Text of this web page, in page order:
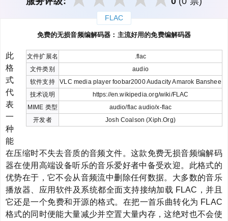
FLAC
免费的无损音频编解码器：主流好用的免费编解码器
文件扩展名
.flac
文件类别
audio
软件支持
VLC media player foobar2000 Audacity Amarok Banshee
技术说明
https://en.wikipedia.org/wiki/FLAC
MIME 类型
audio/flac audio/x-flac
开发者
Josh Coalson (Xiph.Org)
此
格
式
代
表
一
种
能
在压缩时不失去音质的音频文件。这款免费无损音频编解码
器在使用高端设备听乐的音乐爱好者中备受欢迎。此格式的
优势在于，它不会从音频流中删除任何数据。大多数的音乐
播放器、应用软件及系统都全面支持接纳加载 FLAC，并且
它还是一个免费和开源的格式。在把一首乐曲转化为 FLAC
格式的同时便能大量减少并空置大量内存，这绝对也不会使